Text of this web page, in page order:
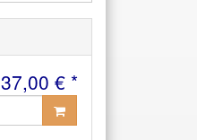
37,00 € *